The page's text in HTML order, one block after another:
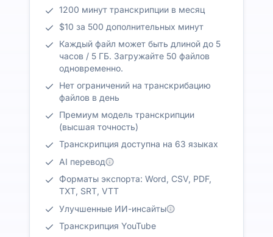
1200 минут транскрипции в месяц
$10 за 500 дополнительных минут
Каждый файл может быть длиной до 5
часов / 5 ГБ. Загружайте 50 файлов
одновременно.
Нет ограничений на транскрибацию
файлов в день
Премиум модель транскрипции
(высшая точность)
Транскрипция доступна на 63 языках
AI перевод
Форматы экспорта: Word, CSV, PDF,
TXT, SRT, VTT
Улучшенные ИИ-инсайты
Транскрипция YouTube